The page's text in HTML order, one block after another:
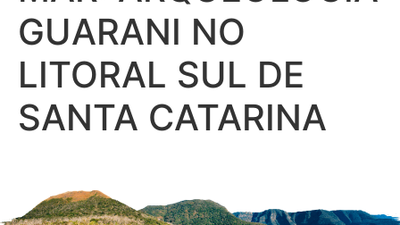
GUARANI NO
LITORAL SUL DE
SANTA CATARINA